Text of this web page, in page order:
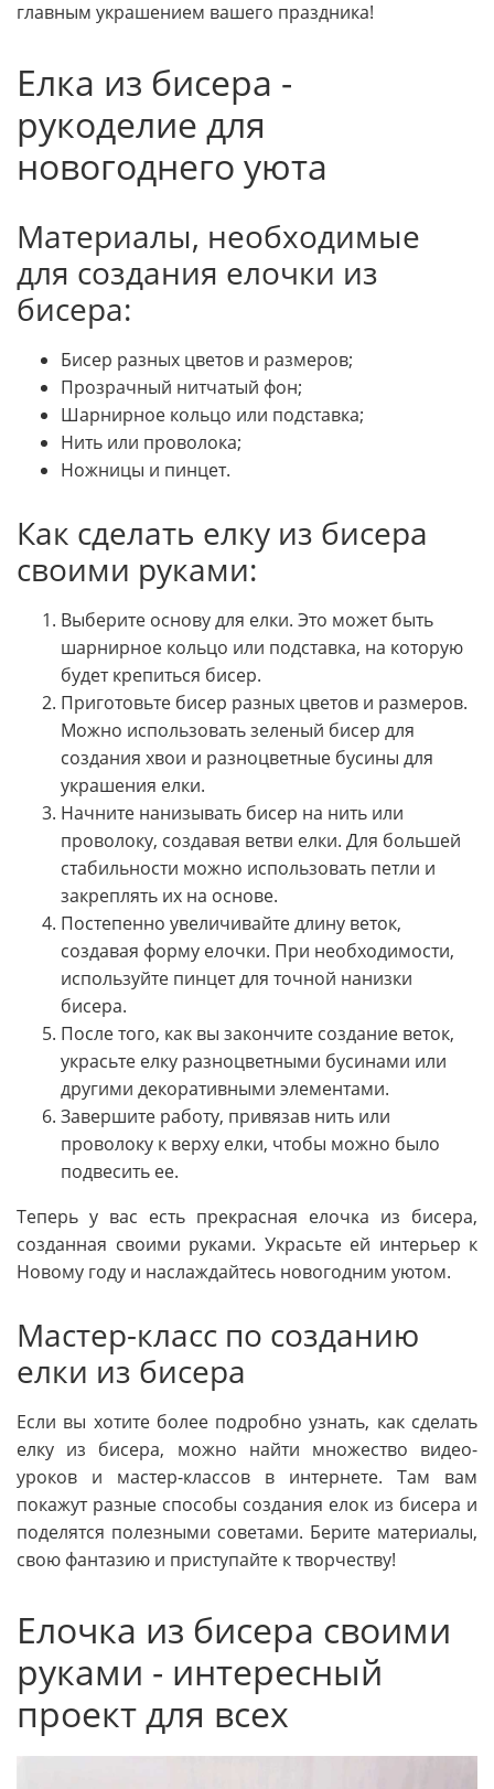
главным украшением вашего праздника!
Елка из бисера -
рукоделие для
новогоднего уюта
Материалы, необходимые
для создания елочки из
бисера:
Бисер разных цветов и размеров;
Прозрачный нитчатый фон;
Шарнирное кольцо или подставка;
Нить или проволока;
Ножницы и пинцет.
Как сделать елку из бисера
своими руками:
Выберите основу для елки. Это может быть
шарнирное кольцо или подставка, на которую
будет крепиться бисер.
Приготовьте бисер разных цветов и размеров.
Можно использовать зеленый бисер для
создания хвои и разноцветные бусины для
украшения елки.
Начните нанизывать бисер на нить или
проволоку, создавая ветви елки. Для большей
стабильности можно использовать петли и
закреплять их на основе.
Постепенно увеличивайте длину веток,
создавая форму елочки. При необходимости,
используйте пинцет для точной нанизки
бисера.
После того, как вы закончите создание веток,
украсьте елку разноцветными бусинами или
другими декоративными элементами.
Завершите работу, привязав нить или
проволоку к верху елки, чтобы можно было
подвесить ее.
Теперь у вас есть прекрасная елочка из бисера,
созданная своими руками. Украсьте ей интерьер к
Новому году и наслаждайтесь новогодним уютом.
Мастер-класс по созданию
елки из бисера
Если вы хотите более подробно узнать, как сделать
елку из бисера, можно найти множество видео-
уроков и мастер-классов в интернете. Там вам
покажут разные способы создания елок из бисера и
поделятся полезными советами. Берите материалы,
свою фантазию и приступайте к творчеству!
Елочка из бисера своими
руками - интересный
проект для всех